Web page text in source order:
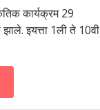
कार्यक्रम 29
इयत्ता 1ली ते 10वी